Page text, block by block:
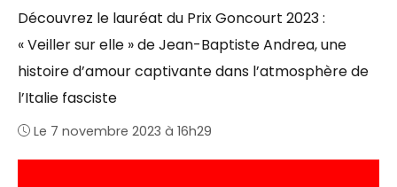
Découvrez le lauréat du Prix Goncourt 2023 :
« Veiller sur elle » de Jean-Baptiste Andrea, une
histoire d’amour captivante dans l’atmosphère de
l’Italie fasciste
Le 7 novembre 2023 à 16h29